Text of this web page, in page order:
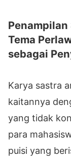
Tema
sebagai
Karya sastra
kaitannya
yang tidak
para
puisi yang